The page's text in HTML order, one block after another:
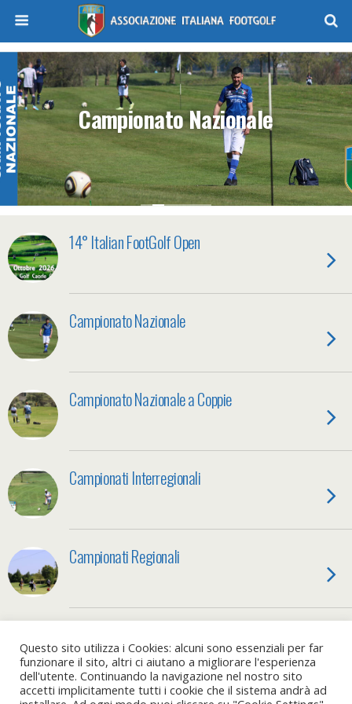
Campionato Nazionale
14° Italian FootGolf Open
Campionato Nazionale
Campionato Nazionale a Coppie
Campionati Interregionali
Campionati Regionali
Questo sito utilizza i Cookies: alcuni sono essenziali per far
funzionare il sito, altri ci aiutano a migliorare l'esperienza
dell'utente. Continuando la navigazione nel nostro sito
accetti implicitamente tutti i cookie che il sistema andrà ad